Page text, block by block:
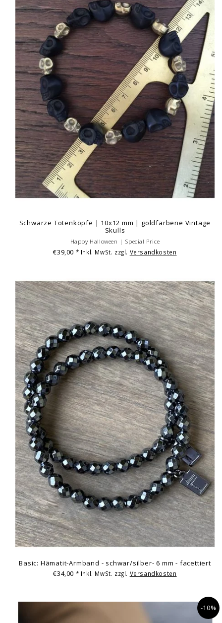
Schwarze Totenköpfe | 10x12 mm | goldfarbene Vintage
Skulls
Happy Halloween | Special Price
€39,00 * Inkl. MwSt. zzgl. Versandkosten
Basic: Hämatit-Armband - schwar/silber- 6 mm - facettiert
€34,00 * Inkl. MwSt. zzgl. Versandkosten
-10%